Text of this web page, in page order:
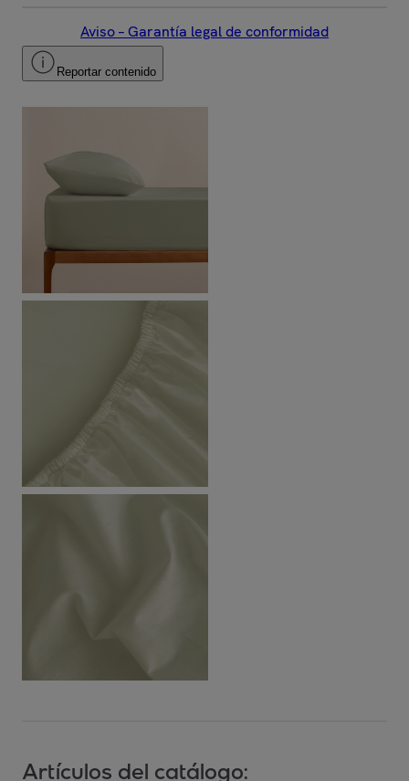
Aviso – Garantía legal de conformidad
Reportar contenido
Artículos del catálogo: